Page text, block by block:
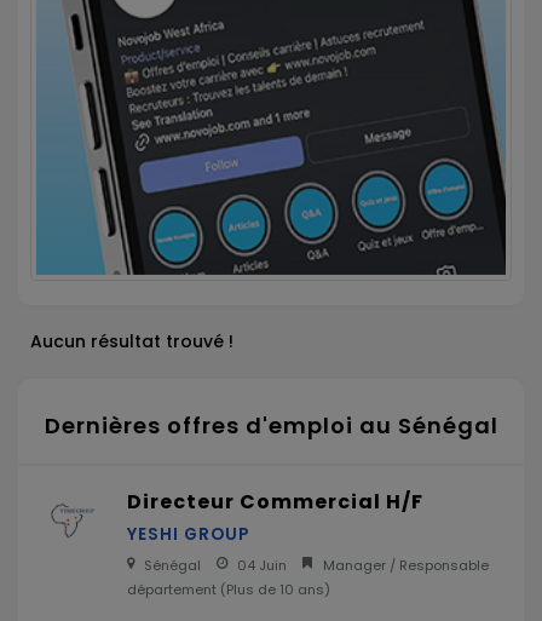
Aucun résultat trouvé !
Dernières offres d'emploi au Sénégal
Directeur Commercial H/F
YESHI GROUP
Sénégal 04 Juin
Manager / Responsable
département (Plus de 10 ans)